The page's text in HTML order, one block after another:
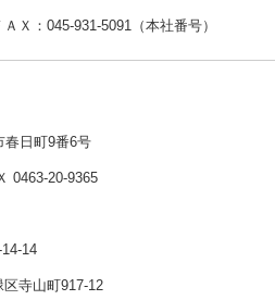
：045-931-5091（本社番号）
日町9番6号
0463-20-9365
14
寺山町917-12